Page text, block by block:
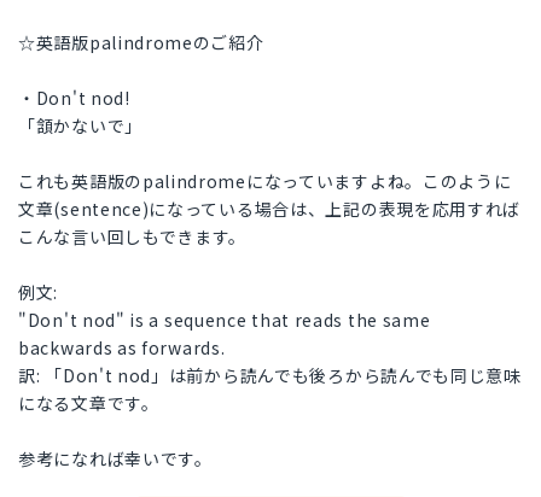
☆英語版palindromeのご紹介
・Don't nod!
「頷かないで」
これも英語版のpalindromeになっていますよね。このように
文章(sentence)になっている場合は、上記の表現を応用すれば
こんな言い回しもできます。
例文:
"Don't nod" is a sequence that reads the same
backwards as forwards.
訳: 「Don't nod」は前から読んでも後ろから読んでも同じ意味
になる文章です。
参考になれば幸いです。